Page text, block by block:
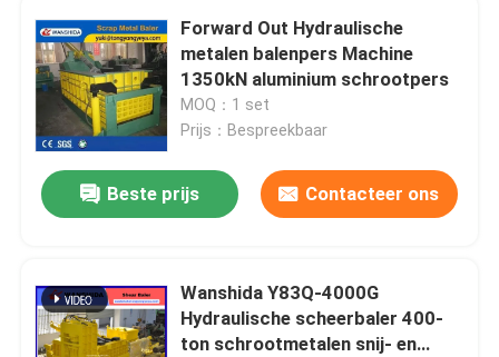
Huis
Forward Out Hydraulische
metalen balenpers Machine
1350kN aluminium schrootpers
MOQ：1 set
Prijs：Bespreekbaar
Beste prijs Contacteer ons
Wanshida Y83Q-4000G
Hydraulische scheerbaler 400-
ton schrootmetalen snij- en